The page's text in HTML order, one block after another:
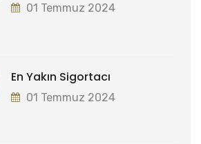
01 Temmuz 2024
En Yakın Sigortacı
01 Temmuz 2024